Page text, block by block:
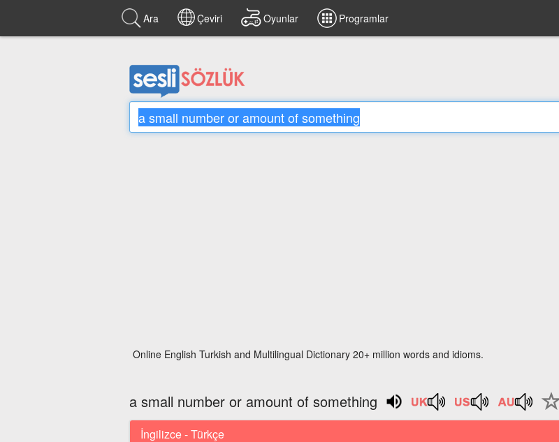
Ara Çeviri Oyunlar Programlar
Online English Turkish and Multilingual Dictionary 20+ million words and idioms.
a small number or amount of something
İngilizce - Türkçe